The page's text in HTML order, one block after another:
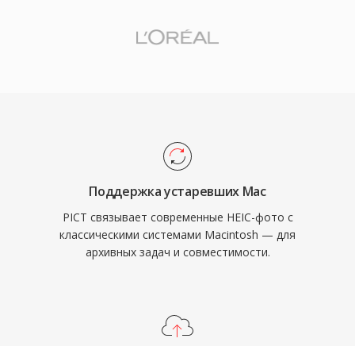
Поддержка устаревших Mac
PICT связывает современные HEIC-фото с
классическими системами Macintosh — для
архивных задач и совместимости.